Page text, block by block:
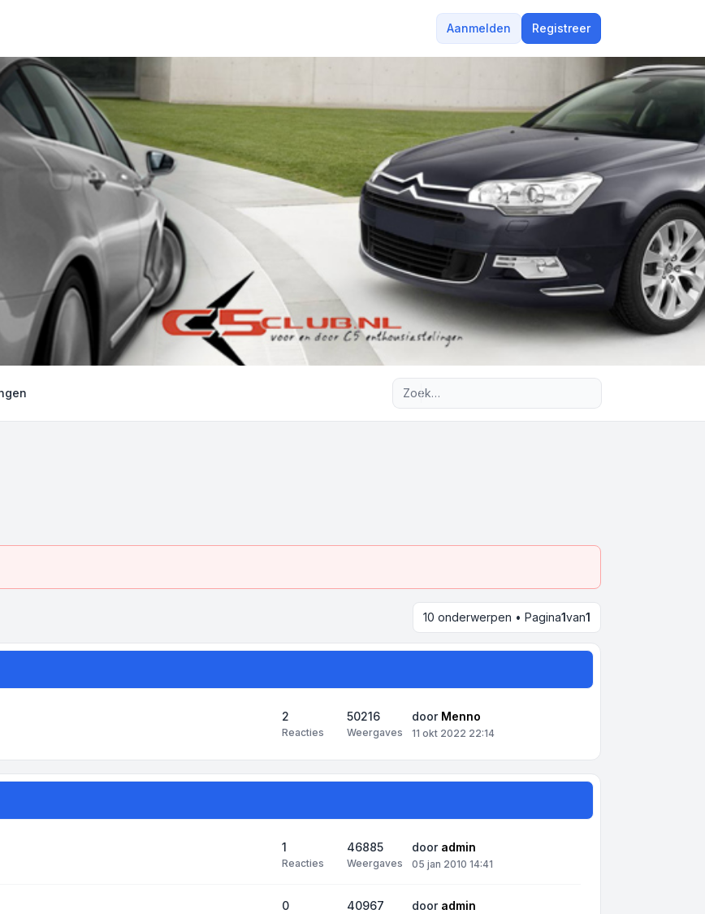
Aanmelden Registreer
10 onderwerpen • Pagina1van1
2
Reacties
50216
Weergaves
door Menno
11 okt 2022 22:14
1
Reacties
46885
Weergaves
door admin
05 jan 2010 14:41
0 40967 door admin